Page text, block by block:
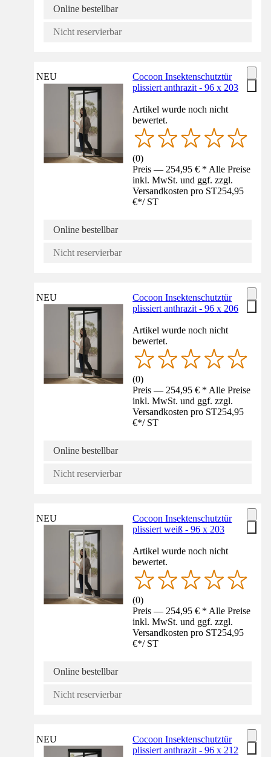
Online bestellbar
Nicht reservierbar
NEU
Cocoon Insektenschutztür
plissiert anthrazit - 96 x 203
Artikel wurde noch nicht
bewertet.
(0)
Preis — 254,95 € * Alle Preise
inkl. MwSt. und ggf. zzgl.
Versandkosten pro ST254,95
€*/ ST
Online bestellbar
Nicht reservierbar
NEU
Cocoon Insektenschutztür
plissiert anthrazit - 96 x 206
Artikel wurde noch nicht
bewertet.
(0)
Preis — 254,95 € * Alle Preise
inkl. MwSt. und ggf. zzgl.
Versandkosten pro ST254,95
€*/ ST
Online bestellbar
Nicht reservierbar
NEU
Cocoon Insektenschutztür
plissiert weiß - 96 x 203
Artikel wurde noch nicht
bewertet.
(0)
Preis — 254,95 € * Alle Preise
inkl. MwSt. und ggf. zzgl.
Versandkosten pro ST254,95
€*/ ST
Online bestellbar
Nicht reservierbar
NEU
Cocoon Insektenschutztür
plissiert anthrazit - 96 x 212